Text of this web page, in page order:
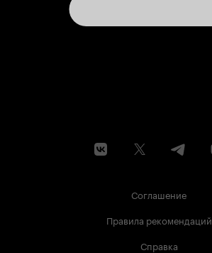
Соглашение
Правила рекомендаций
Справка